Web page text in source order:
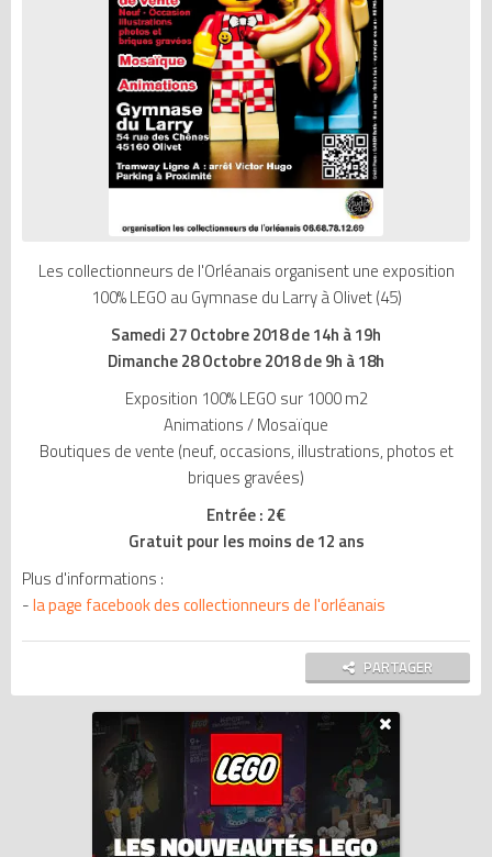
Les collectionneurs de l'Orléanais organisent une exposition
100% LEGO au Gymnase du Larry à Olivet (45)
Samedi 27 Octobre 2018 de 14h à 19h
Dimanche 28 Octobre 2018 de 9h à 18h
Exposition 100% LEGO sur 1000 m2
Animations / Mosaïque
Boutiques de vente (neuf, occasions, illustrations, photos et
briques gravées)
Entrée : 2€
Gratuit pour les moins de 12 ans
Plus d'informations :
-la page facebook des collectionneurs de l'orléanais
PARTAGER